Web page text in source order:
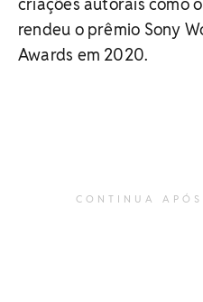
rendeu o prêmio Sony
Awards em 2020.
CONTINUA